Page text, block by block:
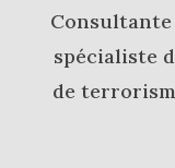
spécialiste
de